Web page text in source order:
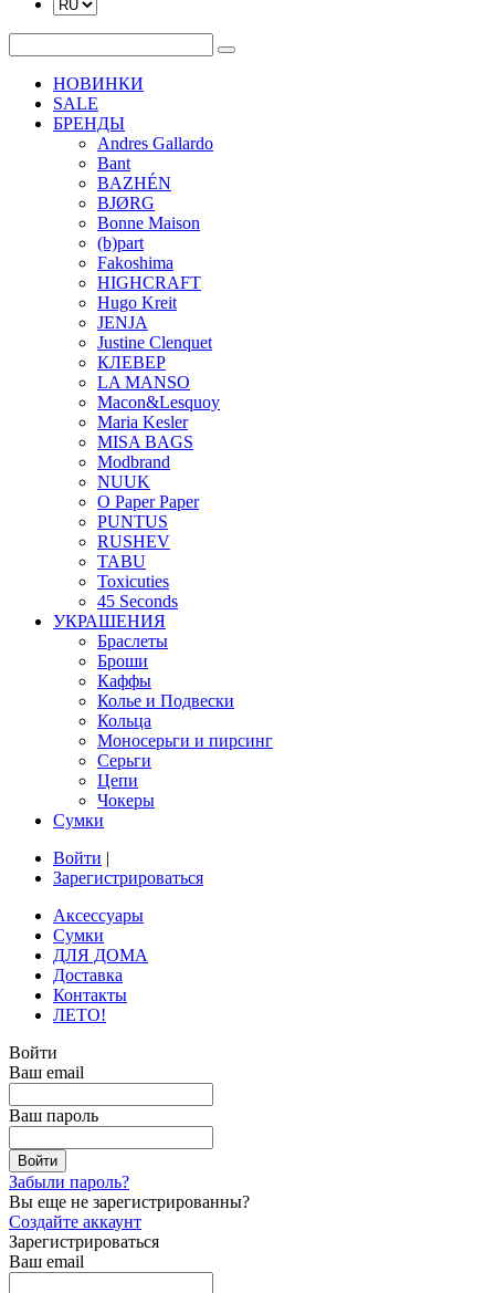
НОВИНКИ
SALE
БРЕНДЫ
Andres Gallardo
Bant
BAZHÉN
BJØRG
Bonne Maison
(b)part
Fakoshima
HIGHCRAFT
Hugo Kreit
JENJA
Justine Clenquet
КЛЕВЕР
LA MANSO
Macon&Lesquoy
Maria Kesler
MISA BAGS
Modbrand
NUUK
O Paper Paper
PUNTUS
RUSHEV
TABU
Toxicuties
45 Seconds
УКРАШЕНИЯ
Браслеты
Броши
Каффы
Колье и Подвески
Кольца
Моносерьги и пирсинг
Серьги
Цепи
Чокеры
Сумки
Войти |
Зарегистрироваться
Аксессуары
Сумки
ДЛЯ ДОМА
Доставка
Контакты
ЛЕТО!
Войти
Ваш email
Ваш пароль
Забыли пароль?
Вы еще не зарегистрированны?
Создайте аккаунт
Зарегистрироваться
Ваш email